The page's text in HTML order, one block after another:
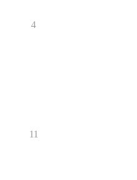
4
11